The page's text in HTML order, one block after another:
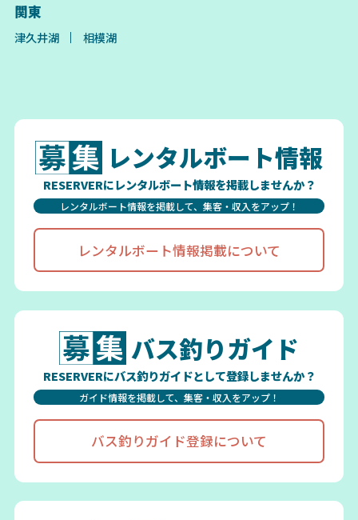
関東
津久井湖 相模湖
レンタルボート情報
RESERVERにレンタルボート情報を掲載しませんか？
レンタルボート情報を掲載して、集客・収入をアップ！
レンタルボート情報掲載について
バス釣りガイド
RESERVERにバス釣りガイドとして登録しませんか？
ガイド情報を掲載して、集客・収入をアップ！
バス釣りガイド登録について